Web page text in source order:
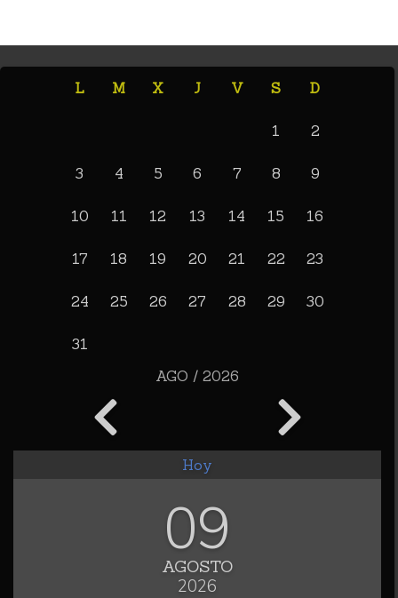
L M X J V S D
1 2
3 4 5 6 7 8 9
10 11 12 13 14 15 16
17 18 19 20 21 22 23
24 25 26 27 28 29 30
31
AGO / 2026
Hoy
09
AGOSTO
2026